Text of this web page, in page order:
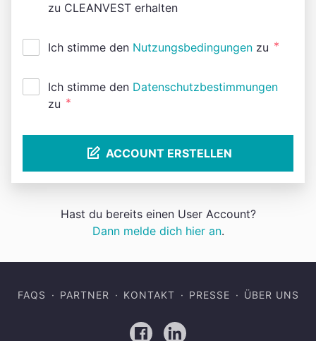
zu CLEANVEST erhalten
Ich stimme den Nutzungsbedingungen zu *
Ich stimme den Datenschutzbestimmungen
zu *
ACCOUNT ERSTELLEN
Hast du bereits einen User Account?
Dann melde dich hier an.
FAQS PARTNER KONTAKT PRESSE ÜBER UNS